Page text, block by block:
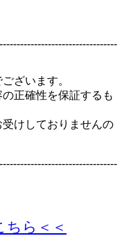
ざいます。
正確性を保証するも
けしておりませんの
ちら＜＜